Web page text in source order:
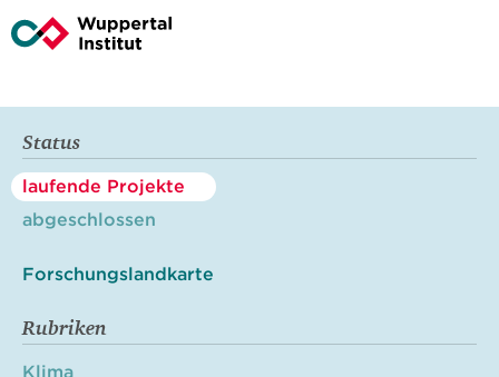
Status
laufende Projekte
abgeschlossen
Forschungslandkarte
Rubriken
Klima